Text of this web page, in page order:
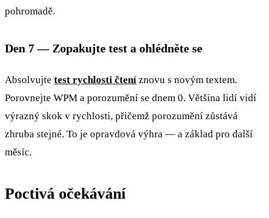
pohromadě.
Den 7 — Zopakujte test a ohlédněte se
Absolvujte test rychlosti čtení znovu s novým textem.
Porovnejte WPM a porozumění se dnem 0. Většina lidí vidí
výrazný skok v rychlosti, přičemž porozumění zůstává
zhruba stejné. To je opravdová výhra — a základ pro další
měsíc.
Poctivá očekávání